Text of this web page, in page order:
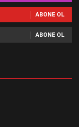
ABONE OL
ABONE OL